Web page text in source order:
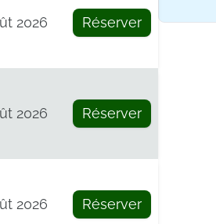
2026 Réserver
2026 Réserver
2026 Réserver